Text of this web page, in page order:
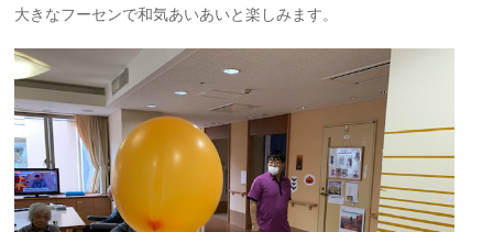
大きなフーセンで和気あいあいと楽しみます。